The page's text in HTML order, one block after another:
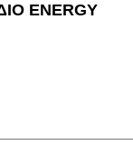
ENERGY